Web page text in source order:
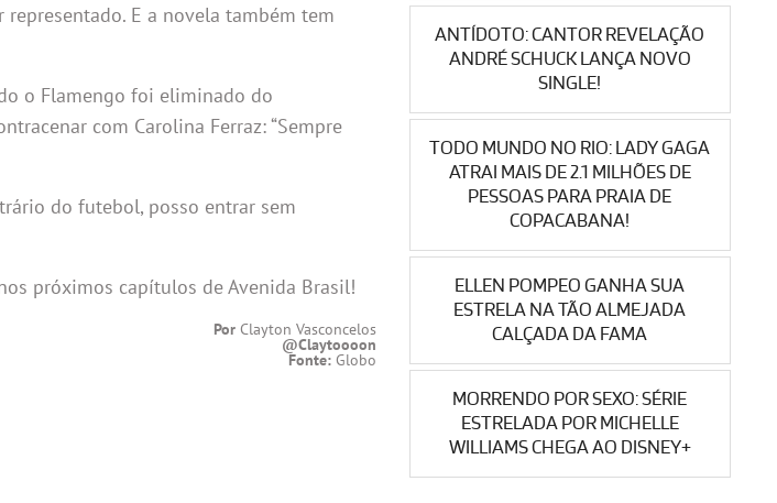
E a novela também tem
o Flamengo foi eliminado do
com Carolina Ferraz: “Sempre
do futebol, posso entrar sem
próximos capítulos de Avenida Brasil!
PorClayton Vasconcelos
@Claytoooon
Fonte:Globo
ANTÍDOTO: CANTOR REVELAÇÃO
ANDRÉ SCHUCK LANÇA NOVO
SINGLE!
TODO MUNDO NO RIO: LADY GAGA
ATRAI MAIS DE 2.1 MILHÕES DE
PESSOAS PARA PRAIA DE
COPACABANA!
ELLEN POMPEO GANHA SUA
ESTRELA NA TÃO ALMEJADA
CALÇADA DA FAMA
MORRENDO POR SEXO: SÉRIE
ESTRELADA POR MICHELLE
WILLIAMS CHEGA AO DISNEY+